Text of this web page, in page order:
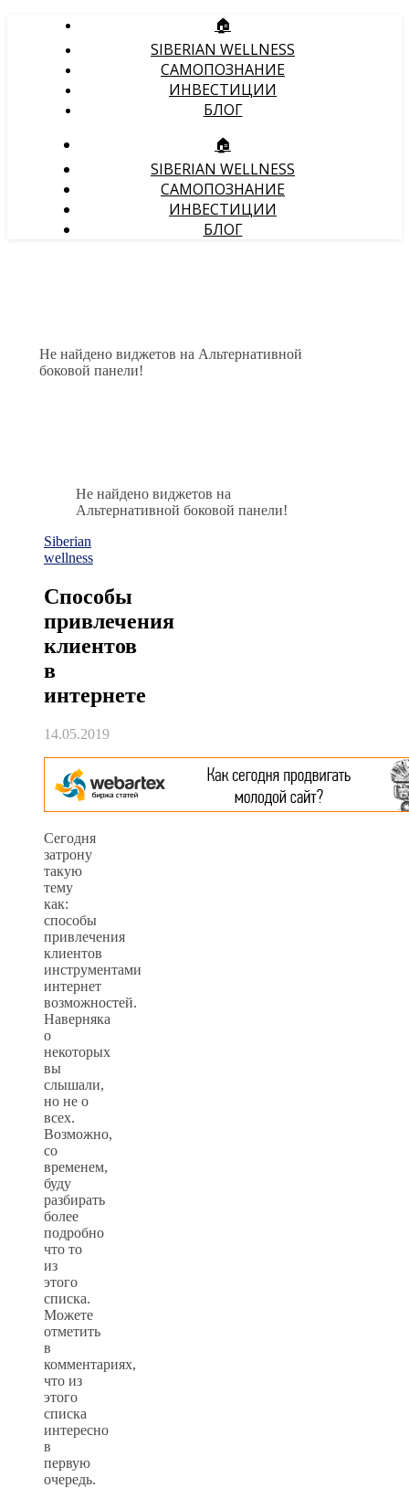
🏠
SIBERIAN WELLNESS
САМОПОЗНАНИЕ
ИНВЕСТИЦИИ
БЛОГ
🏠
SIBERIAN WELLNESS
САМОПОЗНАНИЕ
ИНВЕСТИЦИИ
БЛОГ
Не найдено виджетов на Альтернативной
боковой панели!
Не найдено виджетов на
Альтернативной боковой панели!
Siberian
wellness
Способы
привлечения
клиентов
в
интернете
14.05.2019
Сегодня
затрону
такую
тему
как:
способы
привлечения
клиентов
инструментами
интернет
возможностей.
Наверняка
о
некоторых
вы
слышали,
но не о
всех.
Возможно,
со
временем,
буду
разбирать
более
подробно
что то
из
этого
списка.
Можете
отметить
в
комментариях,
что из
этого
списка
интересно
в
первую
очередь.